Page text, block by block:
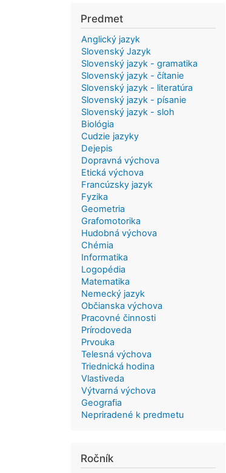
Predmet
Anglický jazyk
Slovenský Jazyk
Slovenský jazyk - gramatika
Slovenský jazyk - čítanie
Slovenský jazyk - literatúra
Slovenský jazyk - písanie
Slovenský jazyk - sloh
Biológia
Cudzie jazyky
Dejepis
Dopravná výchova
Etická výchova
Francúzsky jazyk
Fyzika
Geometria
Grafomotorika
Hudobná výchova
Chémia
Informatika
Logopédia
Matematika
Nemecký jazyk
Občianska výchova
Pracovné činnosti
Prírodoveda
Prvouka
Telesná výchova
Triednická hodina
Vlastiveda
Výtvarná výchova
Geografia
Nepriradené k predmetu
Ročník